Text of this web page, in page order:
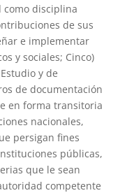
como disciplina
de sus
e implementar
y sociales; Cinco)
y de
de documentación
en forma transitoria
nacionales,
persigan fines
públicas,
que le sean
competente